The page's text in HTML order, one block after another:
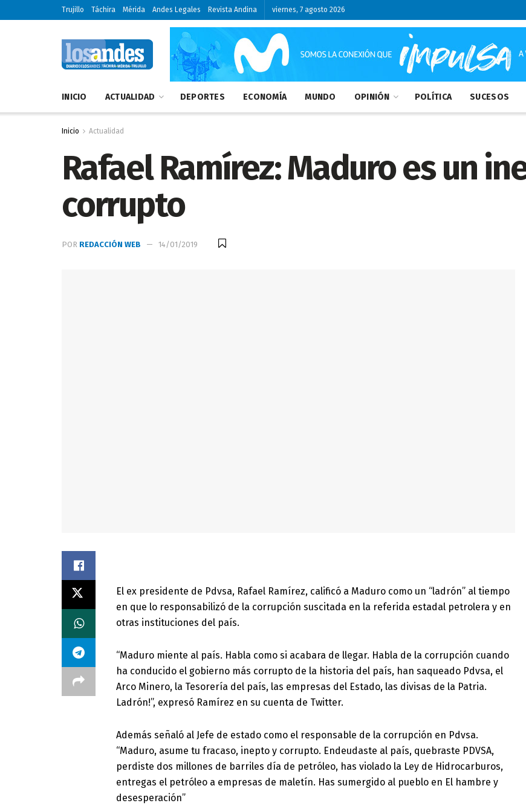
Trujillo Táchira Mérida Andes Legales Revista Andina viernes, 7 agosto 2026
INICIO ACTUALIDAD DEPORTES ECONOMÍA MUNDO OPINIÓN POLÍTICA SUCESOS
Inicio Actualidad
Rafael Ramírez: Maduro es un
corrupto
POR REDACCIÓN WEB 14/01/2019
El ex presidente de Pdvsa, Rafael Ramírez, calificó a Maduro como un “ladrón” al tiempo
en que lo responsabilizó de la corrupción suscitada en la referida estadal petrolera y en
otras instituciones del país.
“Maduro miente al país. Habla como si acabara de llegar. Habla de la corrupción cuando
ha conducido el gobierno más corrupto de la historia del país, han saqueado Pdvsa, el
Arco Minero, la Tesorería del país, las empresas del Estado, las divisas de la Patria.
Ladrón!”, expresó Ramírez en su cuenta de Twitter.
Además señaló al Jefe de estado como el responsable de la corrupción en Pdvsa.
“Maduro, asume tu fracaso, inepto y corrupto. Endeudaste al país, quebraste PDVSA,
perdiste dos millones de barriles día de petróleo, has violado la Ley de Hidrocarburos,
entregas el petróleo a empresas de maletín. Has sumergido al pueblo en El hambre y
desesperación”